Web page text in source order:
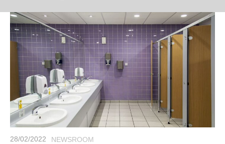
28/02/2022 NEWSROOM